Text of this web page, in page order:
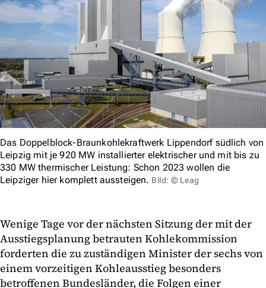
Das Doppelblock-Braunkohlekraftwerk Lippendorf südlich von
Leipzig mit je 920 MW installierter elektrischer und mit bis zu
330 MW thermischer Leistung: Schon 2023 wollen die
Leipziger hier komplett aussteigen. Bild: © Leag
Wenige Tage vor der nächsten Sitzung der mit der
Ausstiegsplanung betrauten Kohlekommission
forderten die zu zuständigen Minister der sechs von
einem vorzeitigen Kohleausstieg besonders
betroffenen Bundesländer, die Folgen einer